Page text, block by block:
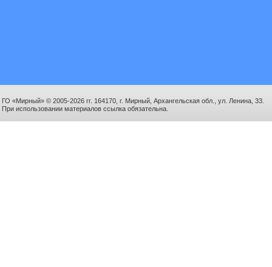
ГО «Мирный» © 2005-2026 гг. 164170, г. Мирный, Архангельская обл., ул. Ленина, 33.
При использовании материалов ссылка обязательна.